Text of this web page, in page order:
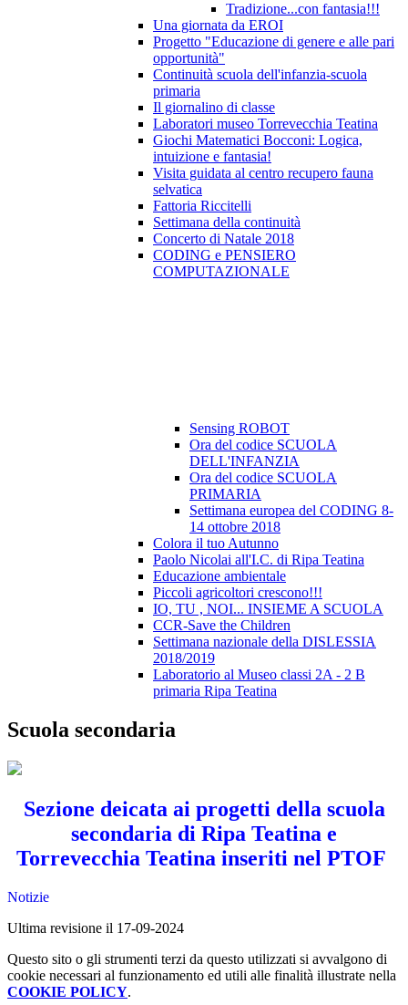
Tradizione...con fantasia!!!
Una giornata da EROI
Progetto "Educazione di genere e alle pari
opportunità"
Continuità scuola dell'infanzia-scuola
primaria
Il giornalino di classe
Laboratori museo Torrevecchia Teatina
Giochi Matematici Bocconi: Logica,
intuizione e fantasia!
Visita guidata al centro recupero fauna
selvatica
Fattoria Riccitelli
Settimana della continuità
Concerto di Natale 2018
CODING e PENSIERO
COMPUTAZIONALE
Sensing ROBOT
Ora del codice SCUOLA
DELL'INFANZIA
Ora del codice SCUOLA
PRIMARIA
Settimana europea del CODING 8-
14 ottobre 2018
Colora il tuo Autunno
Paolo Nicolai all'I.C. di Ripa Teatina
Educazione ambientale
Piccoli agricoltori crescono!!!
IO, TU , NOI... INSIEME A SCUOLA
CCR-Save the Children
Settimana nazionale della DISLESSIA
2018/2019
Laboratorio al Museo classi 2A - 2 B
primaria Ripa Teatina
Scuola secondaria
Sezione deicata ai progetti della scuola
secondaria di Ripa Teatina e
Torrevecchia Teatina inseriti nel PTOF
Notizie
Ultima revisione il 17-09-2024
Questo sito o gli strumenti terzi da questo utilizzati si avvalgono di
cookie necessari al funzionamento ed utili alle finalità illustrate nella
COOKIE POLICY.